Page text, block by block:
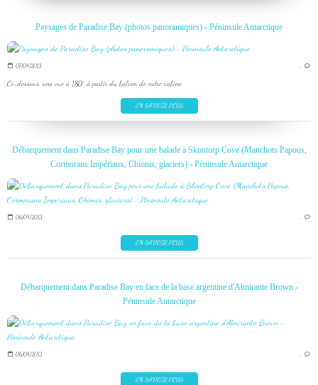
Paysages de Paradise Bay (photos panoramiques) - Péninsule Antarctique
07/04/2013 …
Ci-dessous, une vue à 180° à partir du balcon de notre cabine
EN SAVOIR PLUS
Débarquement dans Paradise Bay pour une balade à Skontorp Cove (Manchots Papous,
Cormorans Impériaux, Chionis, glaciers) - Péninsule Antarctique
06/04/2013 …
EN SAVOIR PLUS
Débarquement dans Paradise Bay en face de la base argentine d'Almirante Brown -
Péninsule Antarctique
06/04/2013 …
EN SAVOIR PLUS